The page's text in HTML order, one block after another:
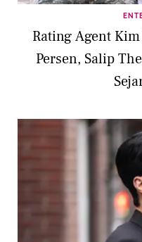
Rating Agent
Persen, Salip